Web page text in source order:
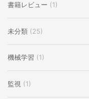
書籍レビュー (1)
未分類 (25)
機械学習 (1)
監視 (1)